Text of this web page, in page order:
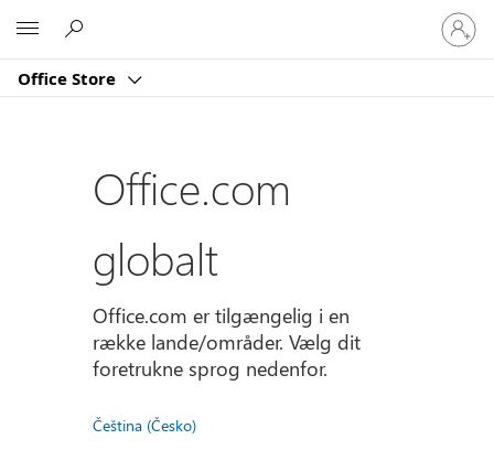
Office Store
Log
på
din
Office.com
globalt
Office.com er tilgængelig i en
række lande/områder. Vælg dit
foretrukne sprog nedenfor.
Čeština (Česko)